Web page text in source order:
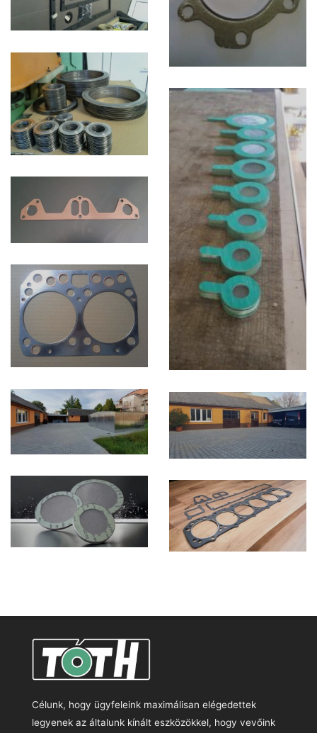
Célunk, hogy ügyfeleink maximálisan elégedettek
legyenek az általunk kínált eszközökkel, hogy vevőink